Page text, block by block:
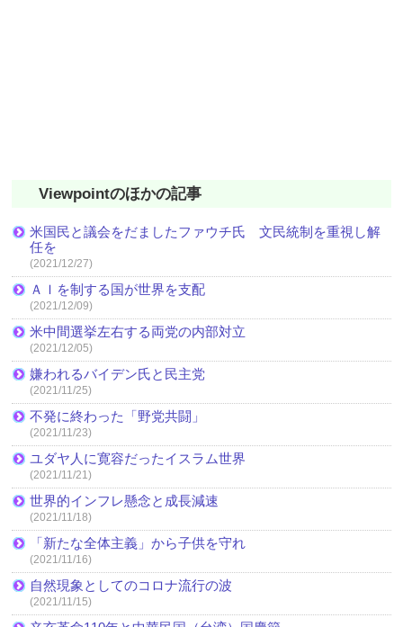
Viewpointのほかの記事
米国民と議会をだましたファウチ氏 文民統制を重視し解
任を
(2021/12/27)
ＡＩを制する国が世界を支配
(2021/12/09)
米中間選挙左右する両党の内部対立
(2021/12/05)
嫌われるバイデン氏と民主党
(2021/11/25)
不発に終わった「野党共闘」
(2021/11/23)
ユダヤ人に寛容だったイスラム世界
(2021/11/21)
世界的インフレ懸念と成長減速
(2021/11/18)
「新たな全体主義」から子供を守れ
(2021/11/16)
自然現象としてのコロナ流行の波
(2021/11/15)